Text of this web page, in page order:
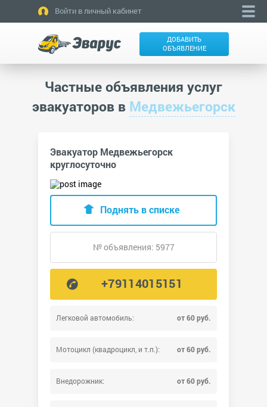
Войти в личный кабинет
ДОБАВИТЬ
ОБЪЯВЛЕНИЕ
Частные объявления услуг
эвакуаторов в Медвежьегорск
Эвакуатор Медвежьегорск
круглосуточно
Легковой автомобиль: от 60 руб.
Мотоцикл (квадроцикл, и т.п.): от 60 руб.
Внедорожник: от 60 руб.
Поднять в списке
№ объявления: 5977
+79114015151